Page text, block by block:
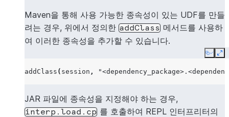
Maven을 통해 사용 가능한 종속성이 있는 UDF를 만들
려는 경우, 위에서 정의한 addClass 메서드를 사용하
여 이러한 종속성을 추가할 수 있습니다.
Copy
addClass ( session ,
JAR 파일에 종속성을 지정해야 하는 경우,
interp.load.cp 를 호출하여 REPL 인터프리터의